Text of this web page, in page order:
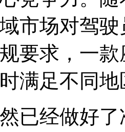
市场对驾
要求，一
满足不同
已经做好